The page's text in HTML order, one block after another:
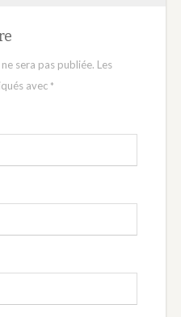
sera pas publiée. Les
avec *